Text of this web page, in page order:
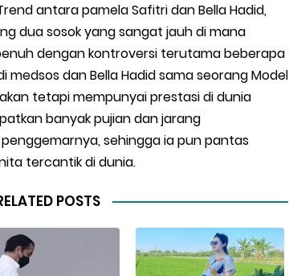
antara pamela Safitri dan Bella Hadid,
dua sosok yang sangat jauh di mana
dengan kontroversi terutama beberapa
dan Bella Hadid sama seorang Model
tetapi mempunyai prestasi di dunia
banyak pujian dan jarang
sehingga ia pun pantas
tercantik di dunia.
POSTS